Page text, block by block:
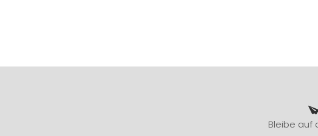
Bleibe auf